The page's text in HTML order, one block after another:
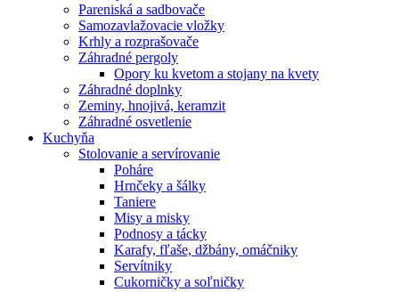
Pareniská a sadbovače
Samozavlažovacie vložky
Krhly a rozprašovače
Záhradné pergoly
Opory ku kvetom a stojany na kvety
Záhradné doplnky
Zeminy, hnojivá, keramzit
Záhradné osvetlenie
Kuchyňa
Stolovanie a servírovanie
Poháre
Hrnčeky a šálky
Taniere
Misy a misky
Podnosy a tácky
Karafy, fľaše, džbány, omáčniky
Servítniky
Cukorničky a soľničky